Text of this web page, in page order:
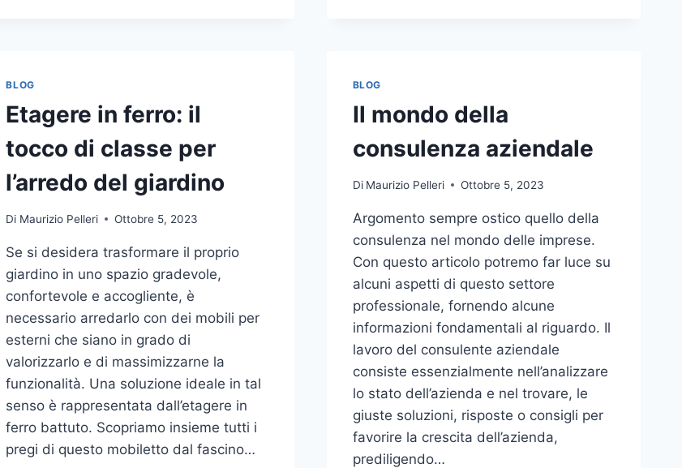
SCOMMESSE
ONLINE
BLOG
Etagere in ferro: il
tocco di classe per
l’arredo del giardino
Di Maurizio Pelleri Ottobre 5, 2023
Se si desidera trasformare il proprio
giardino in uno spazio gradevole,
confortevole e accogliente, è
necessario arredarlo con dei mobili per
esterni che siano in grado di
valorizzarlo e di massimizzarne la
funzionalità. Una soluzione ideale in tal
senso è rappresentata dall’etagere in
ferro battuto. Scopriamo insieme tutti i
pregi di questo mobiletto dal fascino…
BLOG
Il mondo della
consulenza aziendale
Di Maurizio Pelleri Ottobre 5, 2023
Argomento sempre ostico quello della
consulenza nel mondo delle imprese.
Con questo articolo potremo far luce su
alcuni aspetti di questo settore
professionale, fornendo alcune
informazioni fondamentali al riguardo. Il
lavoro del consulente aziendale
consiste essenzialmente nell’analizzare
lo stato dell’azienda e nel trovare, le
giuste soluzioni, risposte o consigli per
favorire la crescita dell’azienda,
prediligendo…